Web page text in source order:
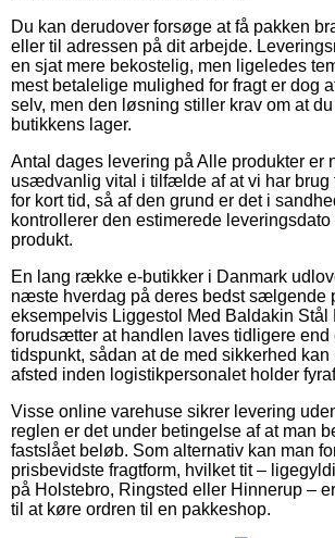
Du kan derudover forsøge at få pakken
eller til adressen på dit arbejde.
en sjat mere bekostelig, men ligeledes
mest betalelige mulighed for fragt er dog
selv, men den løsning stiller krav om at
butikkens lager.
Antal dages levering på Alle produkter er
usædvanlig vital i tilfælde af at vi har brug
for kort tid, så af den grund er det i
kontrollerer den estimerede
produkt.
En lang række e-butikker i Danmark
næste hverdag på deres bedst sælgende
eksempelvis Liggestol Med Baldakin Stål
forudsætter at handlen laves tidligere end
tidspunkt, sådan at de med sikkerhed kan
afsted inden logistikpersonalet holder
Visse online varehuse sikrer levering
reglen er det under betingelse af at man
fastslået beløb. Som alternativ kan man
prisbevidste fragtform, hvilket tit –
på Holstebro, Ringsted eller Hinnerup –
til at køre ordren til en pakkeshop.